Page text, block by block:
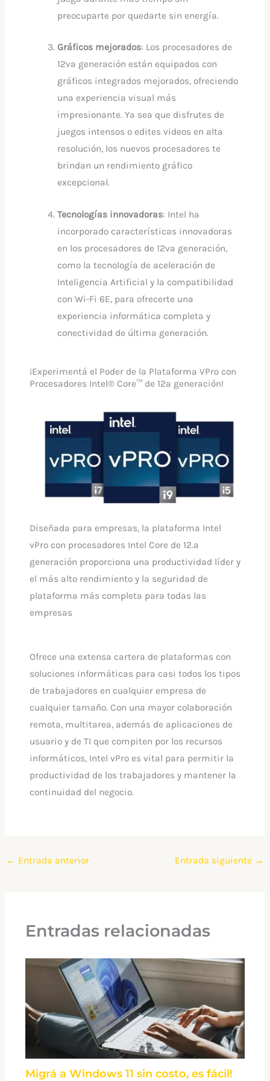
preocuparte por quedarte sin energía.
Gráficos mejorados: Los procesadores de
12va generación están equipados con
gráficos integrados mejorados, ofreciendo
una experiencia visual más
impresionante. Ya sea que disfrutes de
juegos intensos o edites videos en alta
resolución, los nuevos procesadores te
brindan un rendimiento gráfico
excepcional.
Tecnologías innovadoras: Intel ha
incorporado características innovadoras
en los procesadores de 12va generación,
como la tecnología de aceleración de
Inteligencia Artificial y la compatibilidad
con Wi-Fi 6E, para ofrecerte una
experiencia informática completa y
conectividad de última generación.
¡Experimentá el Poder de la Plataforma VPro con
Procesadores Intel® Core™ de 12ª generación!
Diseñada para empresas, la plataforma Intel
vPro con procesadores Intel Core de 12.ª
generación proporciona una productividad líder y
el más alto rendimiento y la seguridad de
plataforma más completa para todas las
empresas
Ofrece una extensa cartera de plataformas con
soluciones informáticas para casi todos los tipos
de trabajadores en cualquier empresa de
cualquier tamaño. Con una mayor colaboración
remota, multitarea, además de aplicaciones de
usuario y de TI que compiten por los recursos
informáticos, Intel vPro es vital para permitir la
productividad de los trabajadores y mantener la
continuidad del negocio.
← Entrada anterior Entrada siguiente →
Entradas relacionadas
Migrá a Windows 11 sin costo, es fácil!